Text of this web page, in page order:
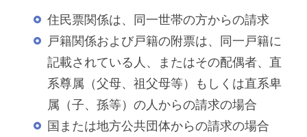
住民票関係は、同一世帯の方からの請求
戸籍関係および戸籍の附票は、同一戸籍に
記載されている人、またはその配偶者、直
系尊属（父母、祖父母等）もしくは直系卑
属（子、孫等）の人からの請求の場合
国または地方公共団体からの請求の場合